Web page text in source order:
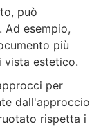
può
Ad esempio,
più
vista estetico.
per
dall'approccio
rispetta i